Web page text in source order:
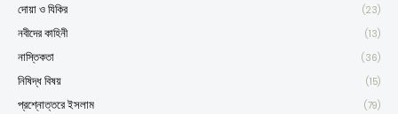
দোয়া ও যিকির (23)
নবীদের কাহিনী (13)
নাস্তিকতা (36)
নিষিদ্ধ বিষয় (15)
প্রশ্নোত্তরে ইসলাম (79)